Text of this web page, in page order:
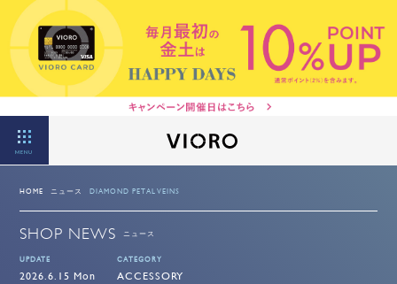
MENU
HOME ニュース DIAMOND PETAL VEINS
SHOP NEWS ニュース
UPDATE
2026.6.15 Mon
CATEGORY
ACCESSORY